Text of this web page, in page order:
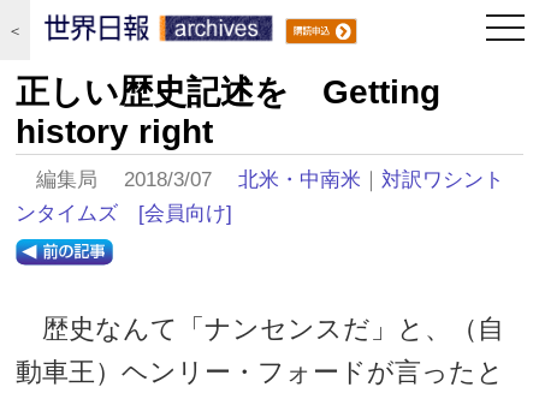
＜
正しい歴史記述を Getting
history right
編集局 2018/3/07北米・中南米 ｜対訳ワシント
ンタイムズ
[会員向け]
歴史なんて「ナンセンスだ」と、（自
動車王）ヘンリー・フォードが言ったと